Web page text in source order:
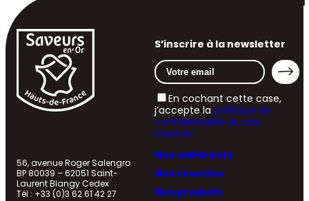
Nos adhérents
Nos recettes
Nos produits
56, avenue Roger Salengro
BP 80039 – 62051 Saint-
Laurent Blangy Cedex
Tél : +33 (0)3 62 61 42 27
S’inscrire à la newsletter
En cochant cette case,
j’accepte la politique de
confidentialité du site
internet